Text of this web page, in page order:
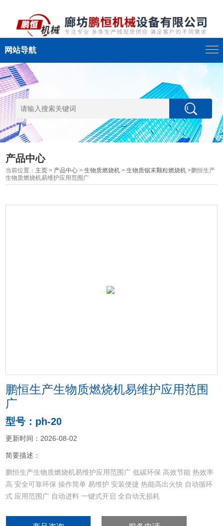
网站导航
产品中心
当前位置： 主页 > 产品中心 >生物质燃烧机 >生物质锯末颗粒燃烧机 >鹏恒生产
生物质燃烧机易维护应用范围广
鹏恒生产生物质燃烧机易维护应用范围
广
型号：ph-20
更新时间：2026-08-02
简要描述：
鹏恒生产生物质燃烧机易维护应用范围广 低碳环保 高效节能 热效率
高 安全可靠环保 操作简单 易维护 安装便捷 热能高出火快 自动循环
式 应用范围广 自动进料 一键式开启 全自动无损耗